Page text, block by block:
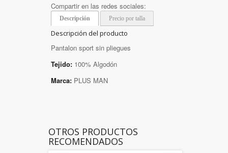
Compartir en las redes sociales:
Descripción Precio por talla
Descripción del producto
Pantalon sport sin pliegues
Tejido: 100% Algodón
Marca: PLUS MAN
OTROS PRODUCTOS
RECOMENDADOS